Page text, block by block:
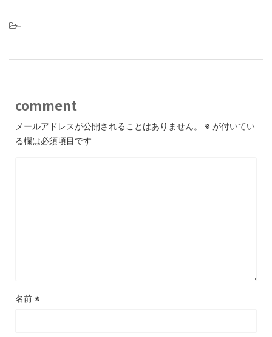
-
comment
メールアドレスが公開されることはありません。 ※ が付いてい
る欄は必須項目です
名前 ※